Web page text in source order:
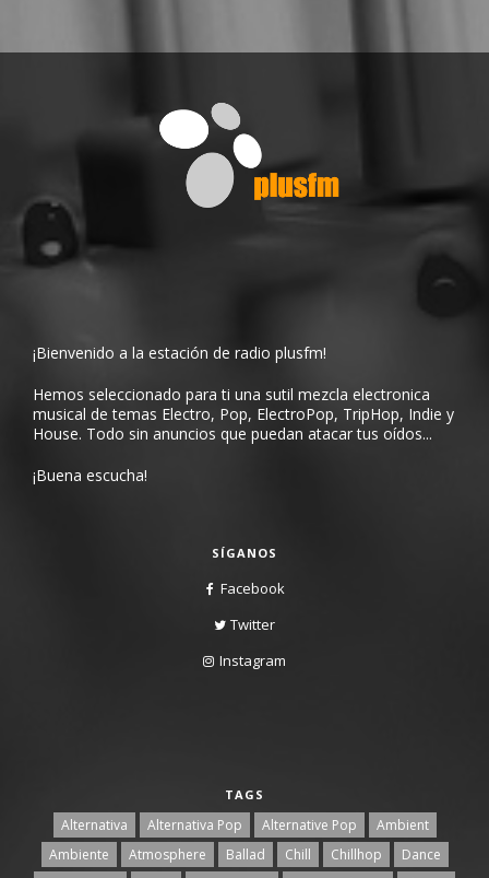
¡Bienvenido a la estación de radio plusfm!
Hemos seleccionado para ti una sutil mezcla electronica
musical de temas Electro, Pop, ElectroPop, TripHop, Indie y
House. Todo sin anuncios que puedan atacar tus oídos...
¡Buena escucha!
SÍGANOS
Facebook
Twitter
Instagram
TAGS
Alternativa Alternativa Pop Alternative Pop
Ambient
Ambiente
Atmosphere Ballad Chill Chillhop
Dance